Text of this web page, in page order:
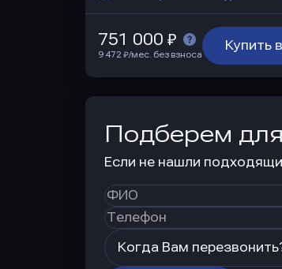
Купить
751 000 ₽
9 472 ₽/мес. без взноса
Подберем
Если не нашли
Когда Вам